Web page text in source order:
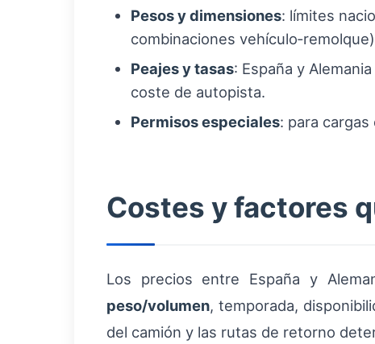
Pesos y dimensiones: límites
combinaciones
Peajes y tasas: España y
coste de autopista.
Permisos especiales: para
Costes y factores
Los precios entre España y
peso/volumen, temporada,
del camión y las rutas de retorno